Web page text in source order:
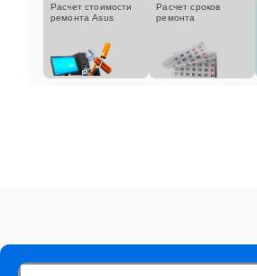
Расчет стоимости
ремонта Asus
Расчет сроков
ремонта